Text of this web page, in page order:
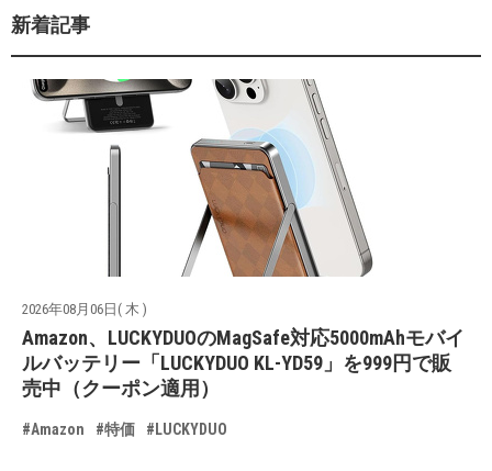
新着記事
2026年08月06日( 木 )
Amazon、LUCKYDUOのMagSafe対応5000mAhモバイ
ルバッテリー「LUCKYDUO KL-YD59」を999円で販
売中（クーポン適用）
#Amazon #特価 #LUCKYDUO